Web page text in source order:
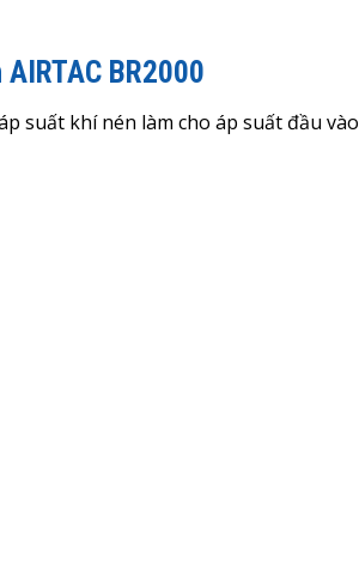
BR2000
suất khí nén làm cho áp suất đầu vào